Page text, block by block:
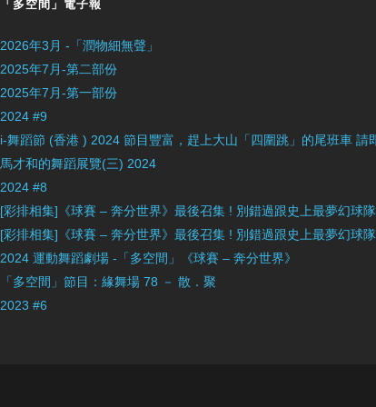
「多空間」電子報
2026年3月 -「潤物細無聲」
2025年7月-第二部份
2025年7月-第一部份
2024 #9
i-舞蹈節 (香港 ) 2024 節目豐富，趕上大山「四圍跳」的尾班車 請
馬才和的舞蹈展覽(三) 2024
2024 #8
[彩排相集]《球賽 – 奔分世界》最後召集 ! 別錯過跟史上最夢幻球
[彩排相集]《球賽 – 奔分世界》最後召集 ! 別錯過跟史上最夢幻球
2024 運動舞蹈劇場 -「多空間」《球賽 – 奔分世界》
「多空間」節目：緣舞場 78 － 散．聚
2023 #6